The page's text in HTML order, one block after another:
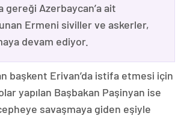
gereği Azerbaycan’a ait
Ermeni siviller ve askerler,
devam ediyor.
başkent Erivan’da istifa etmesi için
yapılan Başbakan Paşinyan ise
savaşmaya giden eşiyle